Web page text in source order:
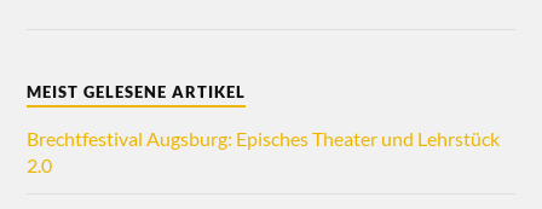
MEIST GELESENE ARTIKEL
Brechtfestival Augsburg: Episches Theater und Lehrstück
2.0